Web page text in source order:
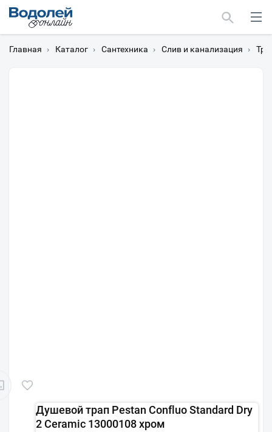
Главная › Каталог › Сантехника › Слив и канализация ›
Душевой трап Pestan Confluo Standard Dry
2 Ceramic 13000108 хром